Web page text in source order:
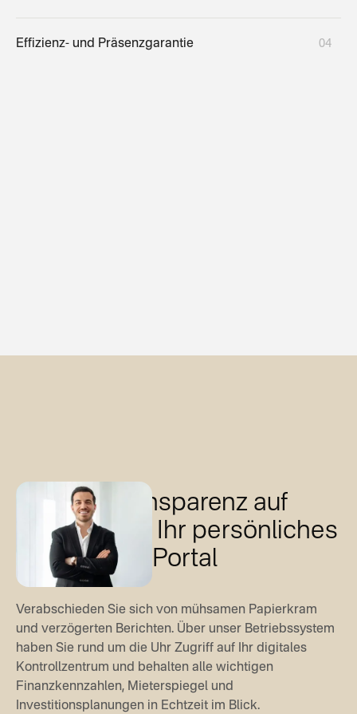
Effizienz- und Präsenzgarantie 04
Echtzeit-Transparenz auf
Knopfdruck: Ihr persönliches
Eigentümer-Portal
Verabschieden Sie sich von mühsamen Papierkram
und verzögerten Berichten. Über unser Betriebssystem
haben Sie rund um die Uhr Zugriff auf Ihr digitales
Kontrollzentrum und behalten alle wichtigen
Finanzkennzahlen, Mieterspiegel und
Investitionsplanungen in Echtzeit im Blick.